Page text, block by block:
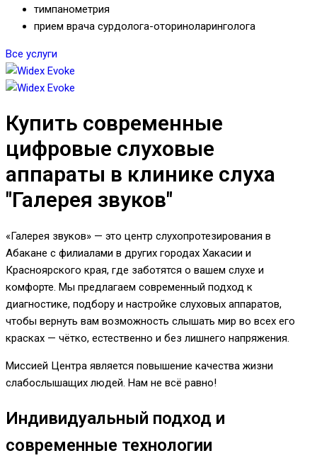
тимпанометрия
прием врача сурдолога-оториноларинголога
Все услуги
Купить современные
цифровые слуховые
аппараты в клинике слуха
"Галерея звуков"
«Галерея звуков» — это центр слухопротезирования в
Абакане с филиалами в других городах Хакасии и
Красноярского края, где заботятся о вашем слухе и
комфорте. Мы предлагаем современный подход к
диагностике, подбору и настройке слуховых аппаратов,
чтобы вернуть вам возможность слышать мир во всех его
красках — чётко, естественно и без лишнего напряжения.
Миссией Центра является повышение качества жизни
слабослышащих людей. Нам не всё равно!
Индивидуальный подход и
современные технологии